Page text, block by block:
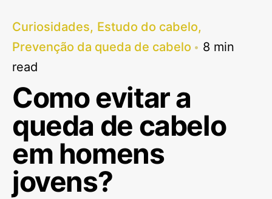
Curiosidades Estudo do cabelo
Prevenção da queda de cabelo
8 min
read
Como evitar a
queda de cabelo
em homens
jovens?